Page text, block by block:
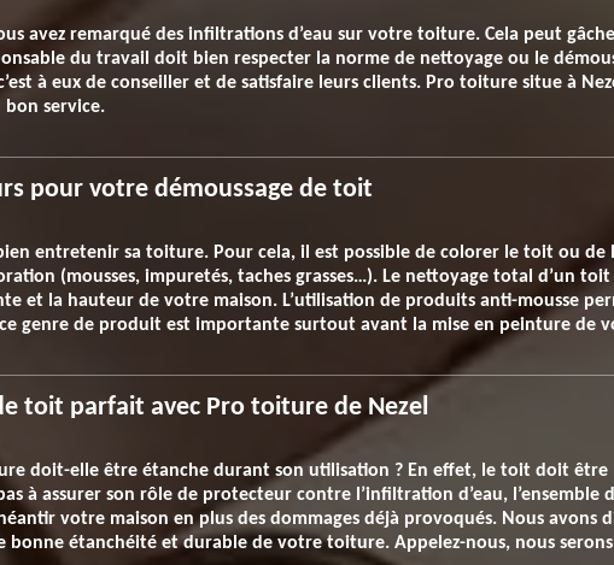
avez remarqué des infiltrations d’eau sur votre toiture. Cela peut
du travail doit bien respecter la norme de nettoyage ou le
à eux de conseiller et de satisfaire leurs clients. Pro toiture situe à
service.
pour votre démoussage de toit
entretenir sa toiture. Pour cela, il est possible de colorer le toit ou
(mousses, impuretés, taches grasses…). Le nettoyage total d’un
et la hauteur de votre maison. L’utilisation de produits anti-mousse
ce genre de produit est importante surtout avant la mise en peinture de
toit parfait avec Pro toiture de Nezel
doit-elle être étanche durant son utilisation ? En effet, le toit doit être
à assurer son rôle de protecteur contre l’infiltration d’eau,
votre maison en plus des dommages déjà provoqués. Nous
bonne étanchéité et durable de votre toiture. Appelez-nous, nous